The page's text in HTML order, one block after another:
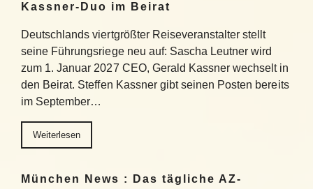
Kassner-Duo im Beirat
Deutschlands viertgrößter Reiseveranstalter stellt
seine Führungsriege neu auf: Sascha Leutner wird
zum 1. Januar 2027 CEO, Gerald Kassner wechselt in
den Beirat. Steffen Kassner gibt seinen Posten bereits
im September…
Weiterlesen
München News : Das tägliche AZ-